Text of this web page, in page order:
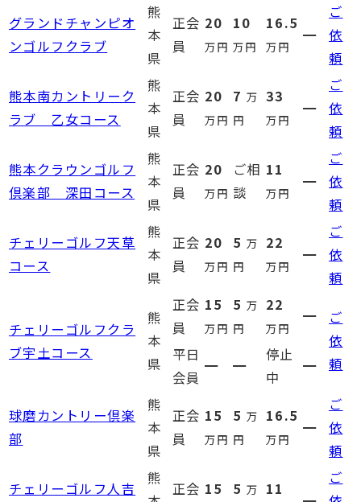
グランドチャンピオ
ンゴルフクラブ
熊
本
県
正会
員
20
万円
10
万円
16.5
万円
━
ご
依
頼
熊本南カントリーク
ラブ 乙女コース
熊
本
県
正会
員
20
万円
7 万
円
33
万円
━
ご
依
頼
熊本クラウンゴルフ
倶楽部 深田コース
熊
本
県
正会
員
20
万円
ご相
談
11
万円
━
ご
依
頼
チェリーゴルフ天草
コース
熊
本
県
正会
員
20
万円
5 万
円
22
万円
━
ご
依
頼
チェリーゴルフクラ
ブ宇土コース
熊
本
県
正会
員
15
万円
5 万
円
22
万円
━
ご
依
頼
平日
会員
━ ━
停止
中
━
球磨カントリー倶楽
部
熊
本
県
正会
員
15
万円
5 万
円
16.5
万円
━
ご
依
頼
チェリーゴルフ人吉
熊
正会 15 5 万 11
ご